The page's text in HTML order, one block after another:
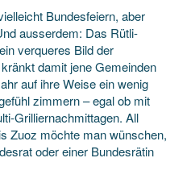
Bundesfeiern, aber
ausserdem: Das Rütli-
verqueres Bild der
damit jene Gemeinden
auf ihre Weise ein wenig
zimmern – egal ob mit
Grilliernachmittagen. All
Zuoz möchte man wünschen,
oder einer Bundesrätin